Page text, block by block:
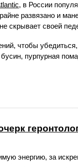
, в России
развязано и
скрывает своей
чтобы
пурпурная
энергию, за